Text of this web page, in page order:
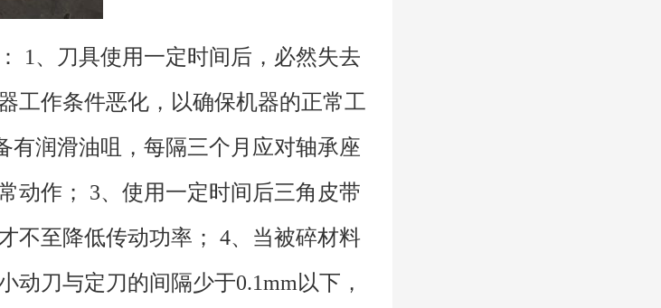
1、刀具使用一定时间后，必然失去
工作条件恶化，以确保机器的正常工
有润滑油咀，每隔三个月应对轴承座
动作； 3、使用一定时间后三角皮带
不至降低传动功率； 4、当被碎材料
动刀与定刀的间隔少于0.1mm以下，